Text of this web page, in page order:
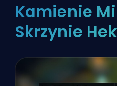
Kamienie
Skrzynie